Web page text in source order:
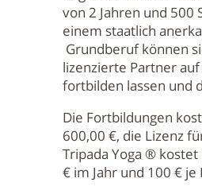
von 2 Jahren und 500
einem staatlich
Grundberuf können
lizenzierte Partner
fortbilden lassen und
Die Fortbildungen
600,00 €, die Lizenz
Tripada Yoga ® kostet
€ im Jahr und 100 € je